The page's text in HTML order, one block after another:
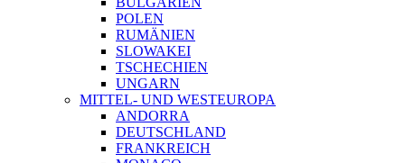
POLEN
RUMÄNIEN
SLOWAKEI
TSCHECHIEN
UNGARN
MITTEL- UND WESTEUROPA
ANDORRA
DEUTSCHLAND
FRANKREICH